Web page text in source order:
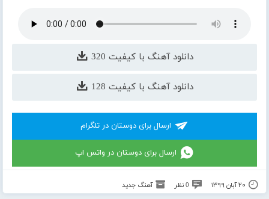
دانلود آهنگ با کیفیت 320
دانلود آهنگ با کیفیت 128
ارسال برای دوستان در تلگرام
ارسال برای دوستان در واتس اپ
۲۰ آبان ۱۳۹۹ 0 نظر آهنگ جدید